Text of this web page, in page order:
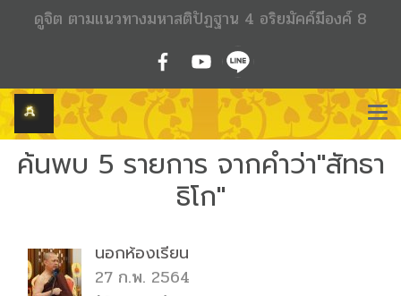
ดูจิต ตามแนวทางมหาสติปัฏฐาน 4 อริยมัคค์มีองค์ 8
ค้นพบ 5 รายการ จากคำว่า"สัทธา
ธิโก"
นอกห้องเรียน
27 ก.พ. 2564